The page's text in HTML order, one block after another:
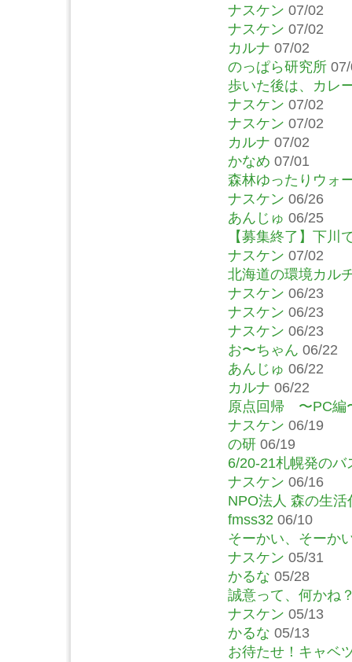
ナスケン 07/02
ナスケン 07/02
カルナ 07/02
のっぱら研究所
歩いた後は、カレ
ナスケン 07/02
ナスケン 07/02
カルナ 07/02
かなめ 07/01
森林ゆったりウォ
ナスケン 06/26
あんじゅ 06/25
【募集終了】下川
ナスケン 07/02
北海道の環境カル
ナスケン 06/23
ナスケン 06/23
ナスケン 06/23
お〜ちゃん 06/22
あんじゅ 06/22
カルナ 06/22
原点回帰 〜PC編
ナスケン 06/19
の研 06/19
6/20-21札幌発の
ナスケン 06/16
NPO法人 森の生
fmss32 06/10
そーかい、そーか
ナスケン 05/31
かるな 05/28
誠意って、何かね
ナスケン 05/13
かるな 05/13
お待たせ！キャベ